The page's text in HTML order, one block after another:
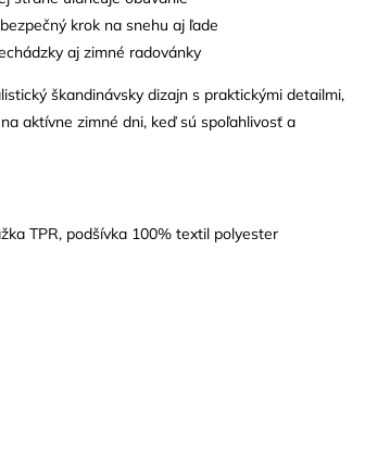
krok na snehu aj ľade
aj zimné radovánky
škandinávsky dizajn s praktickými detailmi,
aktívne zimné dni, keď sú spoľahlivosť a
TPR, podšívka 100% textil polyester